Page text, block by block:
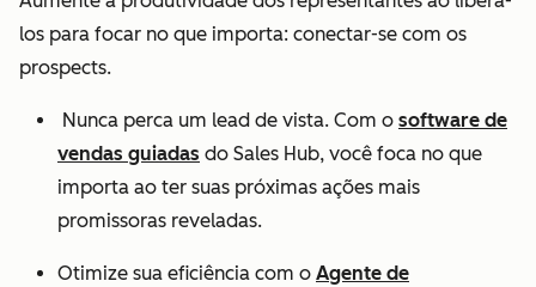
los para focar no que importa: conectar-se com os
prospects.
Nunca perca um lead de vista. Com o software de
vendas guiadas do Sales Hub, você foca no que
importa ao ter suas próximas ações mais
promissoras reveladas.
Otimize sua eficiência com o Agente de